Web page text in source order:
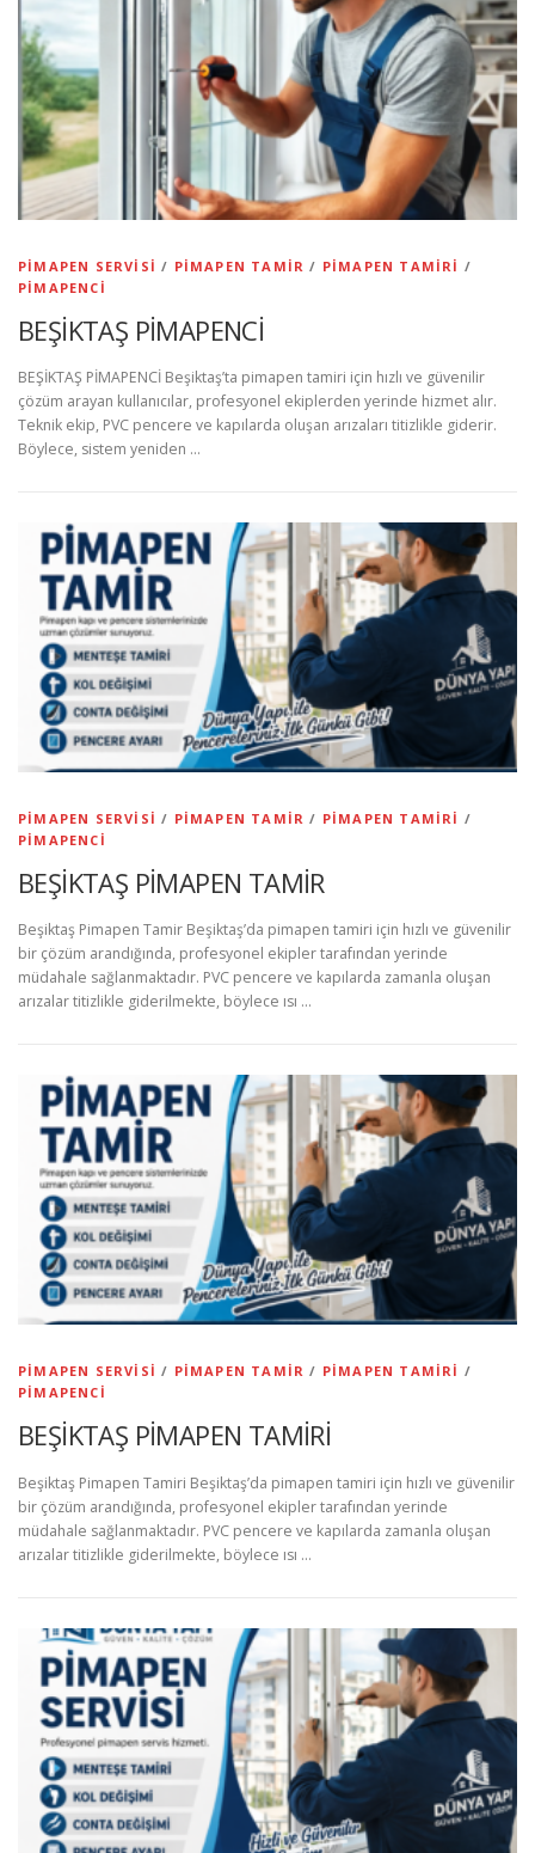
PIMAPEN SERVISI / PIMAPEN TAMIR / PIMAPEN TAMIRI /
PIMAPENCI
BEŞİKTAŞ PİMAPENCİ
BEŞİKTAŞ PİMAPENCİ Beşiktaş’ta pimapen tamiri için hızlı ve güvenilir
çözüm arayan kullanıcılar, profesyonel ekiplerden yerinde hizmet alır.
Teknik ekip, PVC pencere ve kapılarda oluşan arızaları titizlikle giderir.
Böylece, sistem yeniden …
PIMAPEN SERVISI / PIMAPEN TAMIR / PIMAPEN TAMIRI /
PIMAPENCI
BEŞİKTAŞ PİMAPEN TAMİR
Beşiktaş Pimapen Tamir Beşiktaş’da pimapen tamiri için hızlı ve güvenilir
bir çözüm arandığında, profesyonel ekipler tarafından yerinde
müdahale sağlanmaktadır. PVC pencere ve kapılarda zamanla oluşan
arızalar titizlikle giderilmekte, böylece ısı …
PIMAPEN SERVISI / PIMAPEN TAMIR / PIMAPEN TAMIRI /
PIMAPENCI
BEŞİKTAŞ PİMAPEN TAMİRİ
Beşiktaş Pimapen Tamiri Beşiktaş’da pimapen tamiri için hızlı ve güvenilir
bir çözüm arandığında, profesyonel ekipler tarafından yerinde
müdahale sağlanmaktadır. PVC pencere ve kapılarda zamanla oluşan
arızalar titizlikle giderilmekte, böylece ısı …